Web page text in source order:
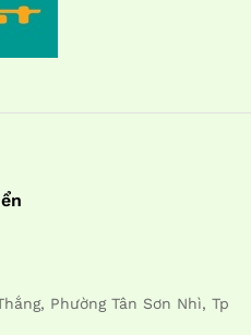
Phường Tân Sơn Nhì, Tp